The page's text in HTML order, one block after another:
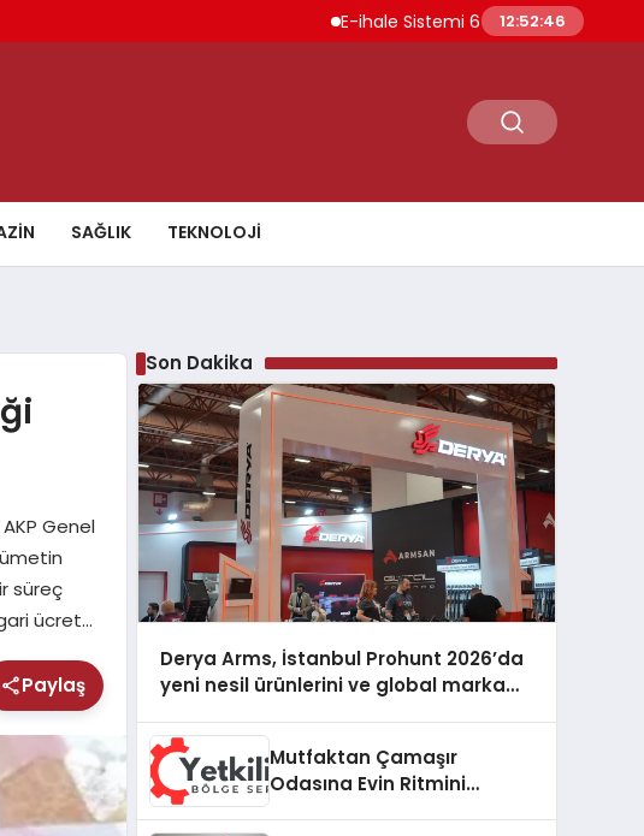
E-ihale Sistemi 6 Ayda 2.7 Milyar Lira Gelir
12:52:47
SAĞLIK TEKNOLOJI
Genel
süreç
ücret…
Paylaş
Son Dakika
Derya Arms, İstanbul Prohunt 2026’da
yeni nesil ürünlerini ve global marka
Mutfaktan Çamaşır
Odasına Evin Ritmini